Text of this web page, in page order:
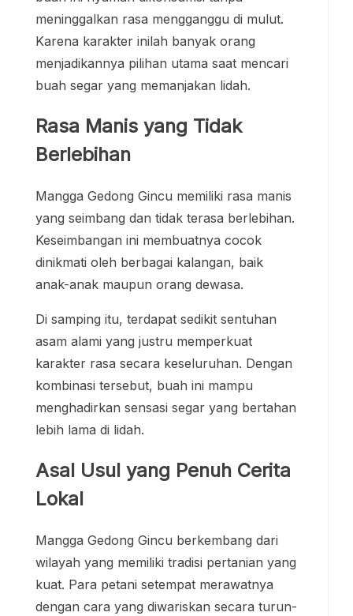
meninggalkan rasa mengganggu di mulut.
Karena karakter inilah banyak orang
menjadikannya pilihan utama saat mencari
buah segar yang memanjakan lidah.
Rasa Manis yang Tidak
Berlebihan
Mangga Gedong Gincu memiliki rasa manis
yang seimbang dan tidak terasa berlebihan.
Keseimbangan ini membuatnya cocok
dinikmati oleh berbagai kalangan, baik
anak-anak maupun orang dewasa.
Di samping itu, terdapat sedikit sentuhan
asam alami yang justru memperkuat
karakter rasa secara keseluruhan. Dengan
kombinasi tersebut, buah ini mampu
menghadirkan sensasi segar yang bertahan
lebih lama di lidah.
Asal Usul yang Penuh Cerita
Lokal
Mangga Gedong Gincu berkembang dari
wilayah yang memiliki tradisi pertanian yang
kuat. Para petani setempat merawatnya
dengan cara yang diwariskan secara turun-